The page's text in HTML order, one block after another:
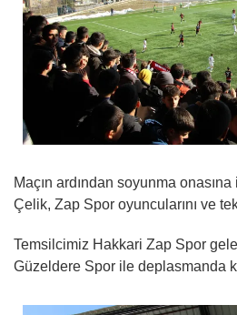
Maçın ardından soyunma
Çelik, Zap Spor oyuncularını ve
Temsilcimiz Hakkari Zap Spor
Güzeldere Spor ile deplasmanda